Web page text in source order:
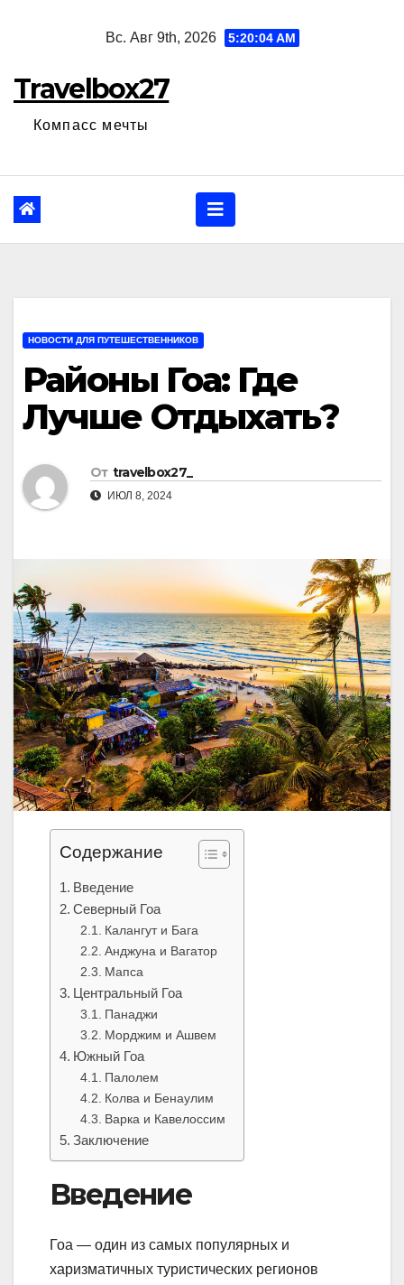
Вс. Авг 9th, 2026 5:20:05 AM
Travelbox27
Компасс мечты
НОВОСТИ ДЛЯ ПУТЕШЕСТВЕННИКОВ
Районы Гоа: Где
Лучше Отдыхать?
От travelbox27_
ИЮЛ 8, 2024
Содержание
Введение
Северный Гоа
Калангут и Бага
Анджуна и Вагатор
Мапса
Центральный Гоа
Панаджи
Морджим и Ашвем
Южный Гоа
Палолем
Колва и Бенаулим
Варка и Кавелоссим
Заключение
Введение
Гоа — один из самых популярных и
харизматичных туристических регионов